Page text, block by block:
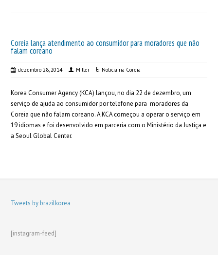
Coreia lança atendimento ao consumidor para moradores que não
falam coreano
dezembro 28, 2014 Miller Noticia na Coreia
Korea Consumer Agency (KCA) lançou, no dia 22 de dezembro, um
serviço de ajuda ao consumidor por telefone para moradores da
Coreia que não falam coreano. A KCA começou a operar o serviço em
19 idiomas e foi desenvolvido em parceria com o Ministério da Justiça e
a Seoul Global Center.
Tweets by brazilkorea
[instagram-feed]